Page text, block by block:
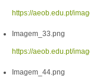
https://aeob.edu.pt/
Imagem_33.png
https://aeob.edu.pt/
Imagem_44.png